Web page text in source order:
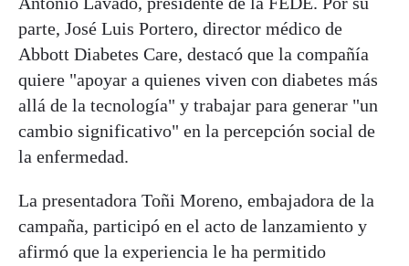
parte, José Luis Portero, director médico de
Abbott Diabetes Care, destacó que la compañía
quiere "apoyar a quienes viven con diabetes más
allá de la tecnología" y trabajar para generar "un
cambio significativo" en la percepción social de
la enfermedad.
La presentadora Toñi Moreno, embajadora de la
campaña, participó en el acto de lanzamiento y
afirmó que la experiencia le ha permitido